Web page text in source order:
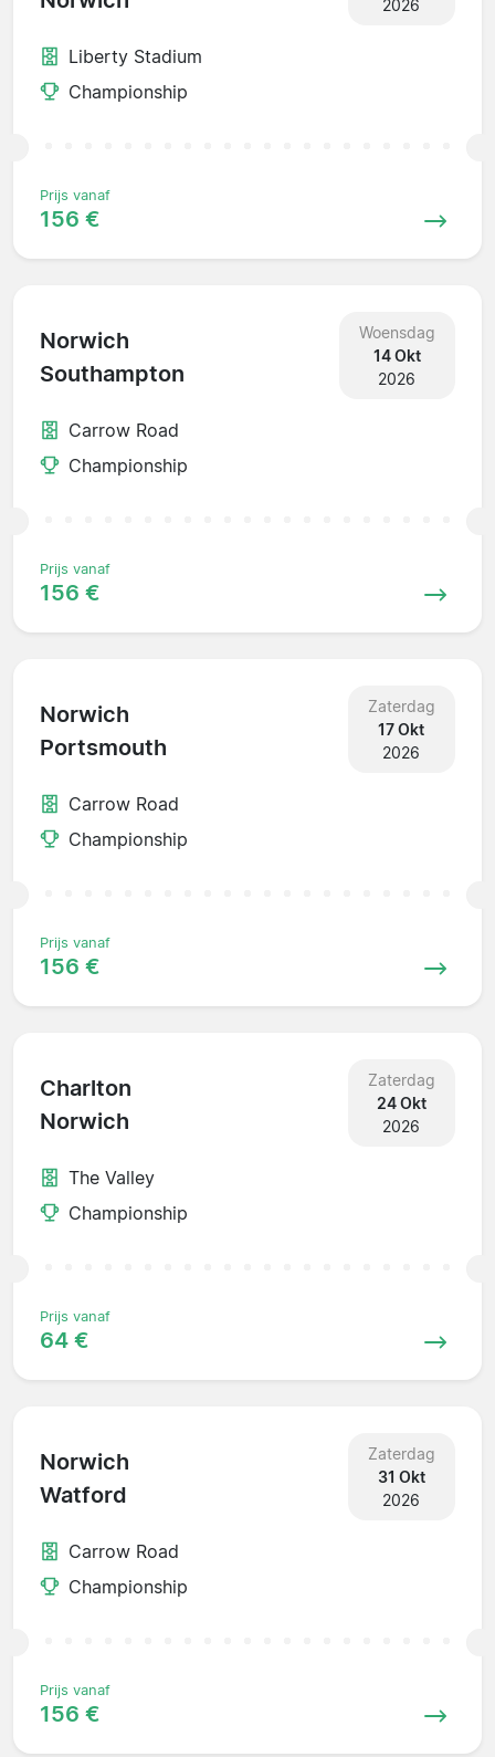
2026
Liberty Stadium
Championship
Prijs vanaf
156 €
Norwich
Southampton
Woensdag
14 Okt
2026
Carrow Road
Championship
Prijs vanaf
156 €
Norwich
Portsmouth
Zaterdag
17 Okt
2026
Carrow Road
Championship
Prijs vanaf
156 €
Charlton
Norwich
Zaterdag
24 Okt
2026
The Valley
Championship
Prijs vanaf
64 €
Norwich
Watford
Zaterdag
31 Okt
2026
Carrow Road
Championship
Prijs vanaf
156 €